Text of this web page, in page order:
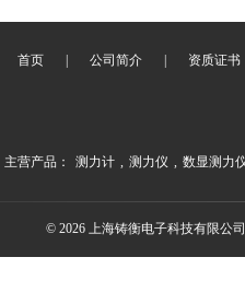
首页 公司简介 资质证书
主营产品： 测力计 , 测力仪 , 数显测力
© 2026 上海铸衡电子科技有限公